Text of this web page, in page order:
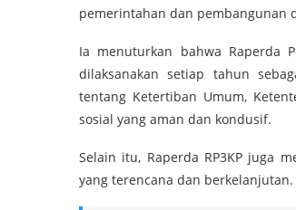
pemerintahan dan pembangunan
Ia menuturkan bahwa Raperda
dilaksanakan setiap tahun
tentang Ketertiban Umum,
sosial yang aman dan kondusif.
Selain itu, Raperda RP3KP juga
yang terencana dan berkelanjutan.